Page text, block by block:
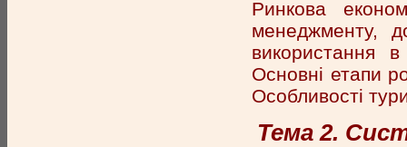
Ринкова
менеджменту,
використання в
Основні етапи
Особливості
Тема 2.